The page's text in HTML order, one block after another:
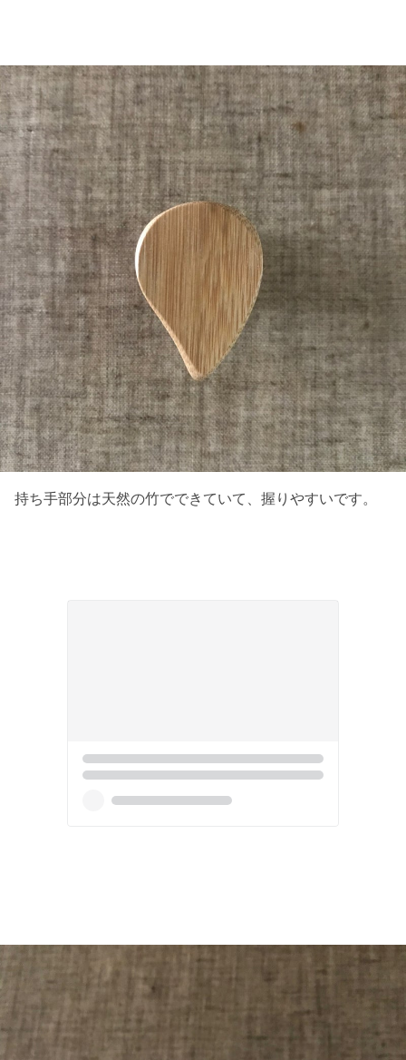
持ち手部分は天然の竹でできていて、握りやすいです。